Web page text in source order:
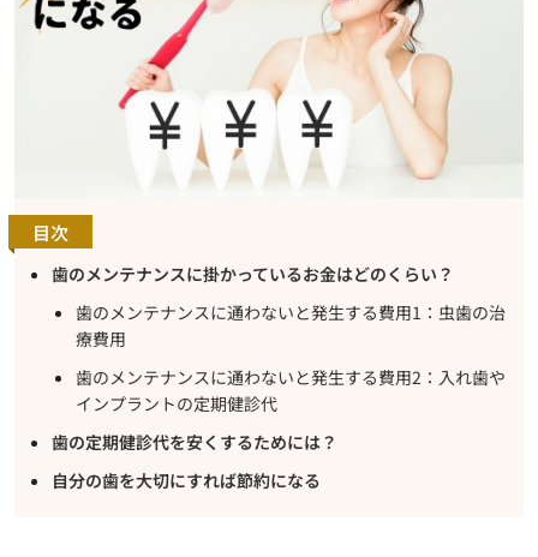
目次
歯のメンテナンスに掛かっているお金はどのくらい？
歯のメンテナンスに通わないと発生する費用1：虫歯の治
療費用
歯のメンテナンスに通わないと発生する費用2：入れ歯や
インプラントの定期健診代
歯の定期健診代を安くするためには？
自分の歯を大切にすれば節約になる